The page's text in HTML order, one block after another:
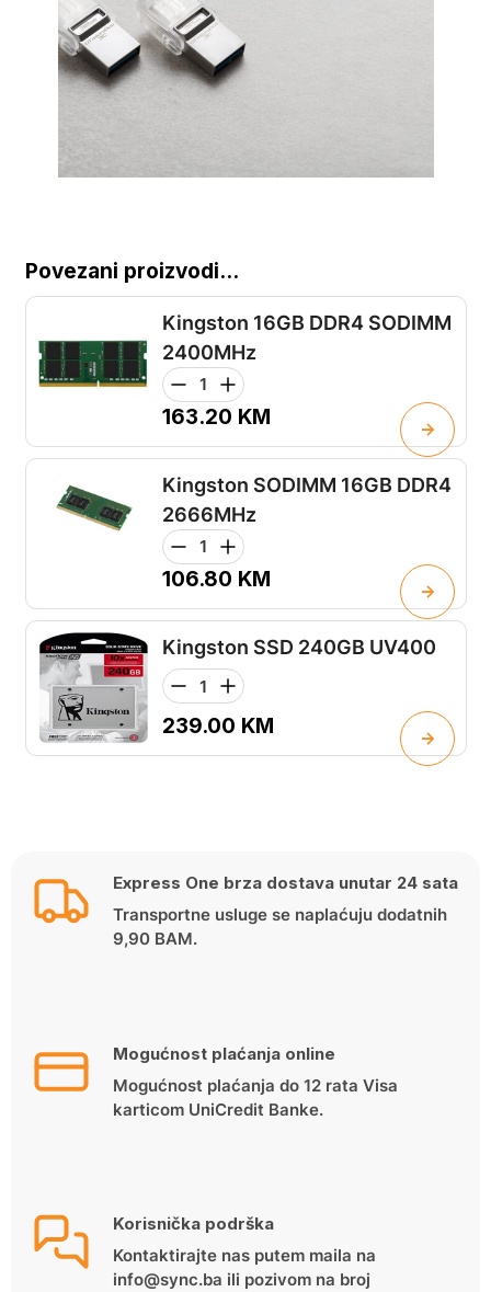
Povezani proizvodi...
Kingston 16GB DDR4 SODIMM
2400MHz
163.20 KM
Kingston SODIMM 16GB DDR4
2666MHz
106.80 KM
Kingston SSD 240GB UV400
239.00 KM
Express One brza dostava unutar 24 sata
Transportne usluge se naplaćuju dodatnih
9,90 BAM.
Mogućnost plaćanja online
Mogućnost plaćanja do 12 rata Visa
karticom UniCredit Banke.
Korisnička podrška
Kontaktirajte nas putem maila na
info@sync.ba ili pozivom na broj